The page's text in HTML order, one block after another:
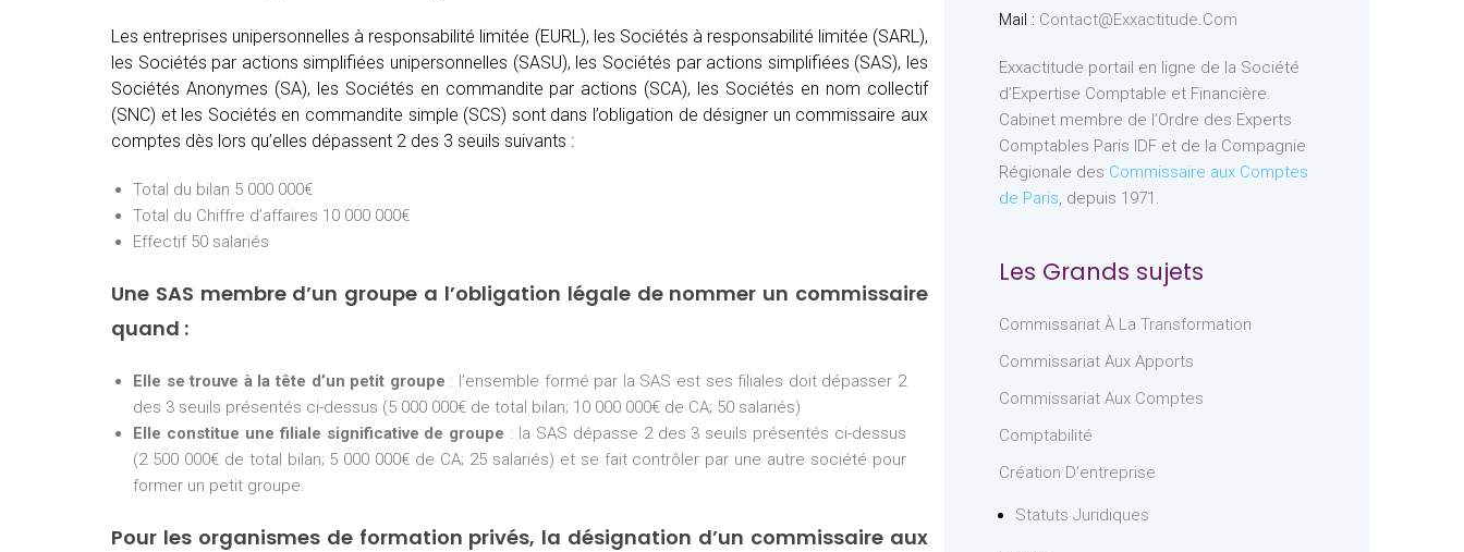
Les entreprises unipersonnelles à responsabilité limitée (EURL), les Sociétés à responsabilité limitée (SARL),
les Sociétés par actions simplifiées unipersonnelles (SASU), les Sociétés par actions simplifiées (SAS), les
Sociétés Anonymes (SA), les Sociétés en commandite par actions (SCA), les Sociétés en nom collectif
(SNC) et les Sociétés en commandite simple (SCS) sont dans l’obligation de désigner un commissaire aux
comptes dès lors qu’elles dépassent 2 des 3 seuils suivants :
Total du bilan 5 000 000€
Total du Chiffre d’affaires 10 000 000€
Effectif 50 salariés
Une SAS membre d’un groupe a l’obligation légale de nommer un commissaire
quand :
Elle se trouve à la tête d’un petit groupe : l’ensemble formé par la SAS est ses filiales doit dépasser 2
des 3 seuils présentés ci-dessus (5 000 000€ de total bilan; 10 000 000€ de CA; 50 salariés)
Elle constitue une filiale significative de groupe : la SAS dépasse 2 des 3 seuils présentés ci-dessus
(2 500 000€ de total bilan; 5 000 000€ de CA; 25 salariés) et se fait contrôler par une autre société pour
former un petit groupe.
Pour les organismes de formation privés, la désignation d’un commissaire aux
Mail : Contact@exxactitude.com
Exxactitude portail en ligne de la Société
d’Expertise Comptable et Financière.
Cabinet membre de l’Ordre des Experts
Comptables Paris IDF et de la Compagnie
Régionale des Commissaire aux Comptes
de Paris, depuis 1971.
Les Grands sujets
Commissariat À La Transformation
Commissariat Aux Apports
Commissariat Aux Comptes
Comptabilité
Création D'entreprise
Statuts Juridiques